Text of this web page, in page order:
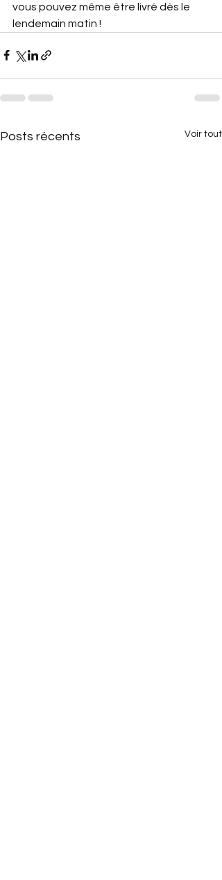
vous pouvez même être livré dès le
lendemain matin !
Posts récents Voir tout